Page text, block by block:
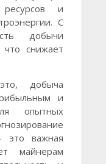
и
С
добычи
что снижает
добыча
и
опытных
это важная
майнерам